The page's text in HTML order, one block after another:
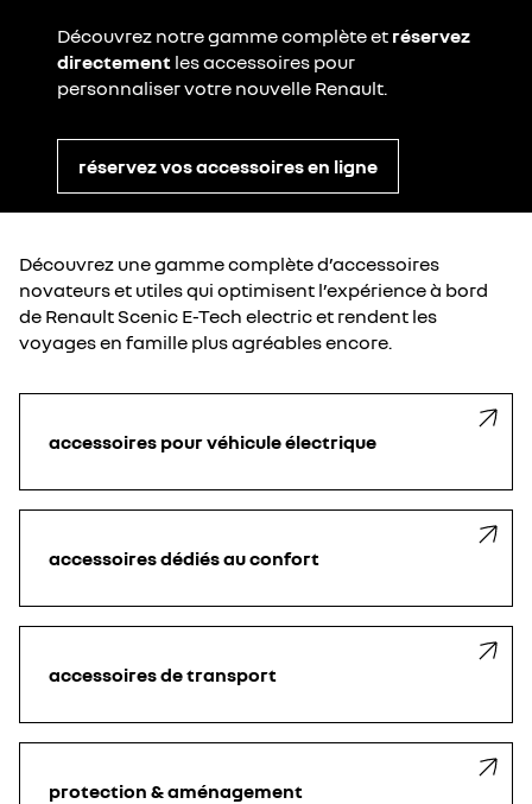
Découvrez notre gamme complète et réservez
directement les accessoires pour
personnaliser votre nouvelle Renault.
réservez vos accessoires en ligne
Découvrez une gamme complète d’accessoires
novateurs et utiles qui optimisent l’expérience à bord
de Renault Scenic E-Tech electric et rendent les
voyages en famille plus agréables encore.
accessoires pour véhicule électrique
accessoires dédiés au confort
accessoires de transport
protection & aménagement